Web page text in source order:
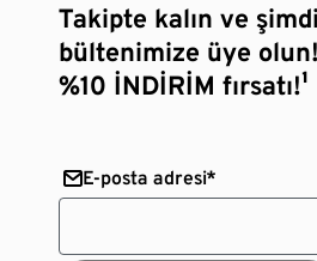
Takipte kalın ve
bültenimize üye
%10 İNDİRİM fırsatı!¹
E-posta adresi*